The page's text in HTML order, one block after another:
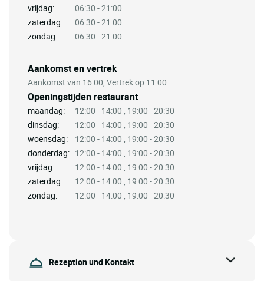
vrijdag:
06:30 - 21:00
zaterdag:
06:30 - 21:00
zondag:
06:30 - 21:00
Aankomst en vertrek
Aankomst van 16:00, Vertrek op 11:00
Openingstijden restaurant
maandag:
12:00 - 14:00 , 19:00 - 20:30
dinsdag:
12:00 - 14:00 , 19:00 - 20:30
woensdag:
12:00 - 14:00 , 19:00 - 20:30
donderdag: 12:00 - 14:00 , 19:00 - 20:30
vrijdag:
12:00 - 14:00 , 19:00 - 20:30
zaterdag:
12:00 - 14:00 , 19:00 - 20:30
zondag:
12:00 - 14:00 , 19:00 - 20:30
Rezeption und Kontakt